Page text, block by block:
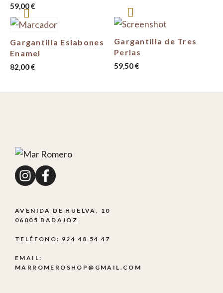
59,00€
Gargantilla Eslabones
Enamel
82,00€
Gargantilla de Tres
Perlas
59,50€
AVENIDA DE HUELVA, 10
06005 BADAJOZ
TELÉFONO: 924 48 54 47
EMAIL:
MARROMEROSHOP@GMAIL.COM